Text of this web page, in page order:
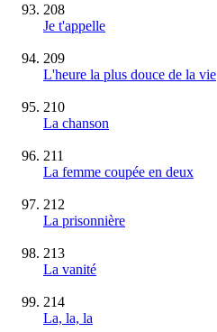
208
Je t'appelle
209
L'heure la plus douce de la vie
210
La chanson
211
La femme coupée en deux
212
La prisonnière
213
La vanité
214
La, la, la